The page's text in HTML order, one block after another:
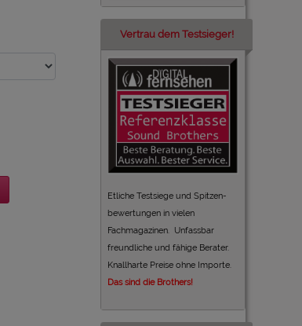
Vertrau dem Testsieger!
Etliche Testsiege und Spitzen-
bewertungen in vielen
Fachmagazinen. Unfassbar
freundliche und fähige Berater.
Knallharte Preise ohne Importe.
Das sind die Brothers!